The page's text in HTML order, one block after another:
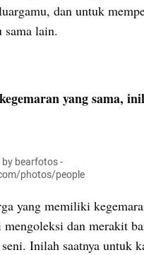
dan untuk
sama lain.
yang sama,
bearfotos -
photos/people
yang memiliki
mengoleksi dan merakit
Inilah saatnya untuk